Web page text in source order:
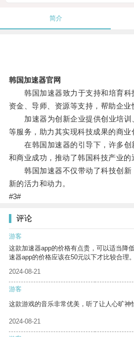
简介
韩国加速器官网
韩国加速器致力于支持和培育科
资金、导师、资源等支持，帮助企业
加速器为创新企业提供创业培训
等服务，助力其实现科技成果的商业
在韩国加速器的引导下，许多创
和商业成功，推动了韩国科技产业的
韩国加速器不仅带动了科技创新
新的活力和动力。
#3#
评论
游客
这款加速器app的价格有点贵，可以适当降
速器app的价格应该在50元以下才比较合理。
2024-08-21
游客
这款游戏的音乐非常优美，听了让人心旷神
2024-08-21